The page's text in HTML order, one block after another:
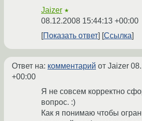
Jaizer ★
08.12.2008 15:44:13 +00:00
Показать ответ
Ссылка
Ответ на: комментарий от Jaizer
+00:00
Я не совсем корректно
вопрос. :)
Как я понимаю чтобы